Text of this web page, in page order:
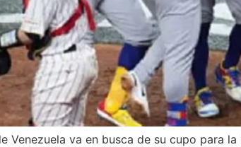
Venezuela va en busca de su cupo para